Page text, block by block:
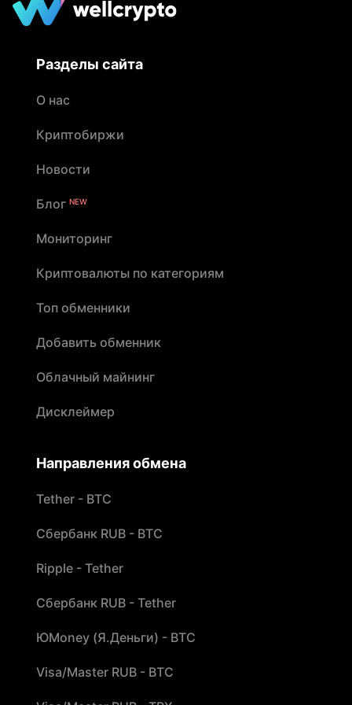
Разделы сайта
О нас
Криптобиржи
Новости
Блог NEW
Мониторинг
Криптовалюты по категориям
Топ обменники
Добавить обменник
Облачный майнинг
Дисклеймер
Направления обмена
Tether - BTC
Сбербанк RUB - BTC
Ripple - Tether
Сбербанк RUB - Tether
ЮMoney (Я.Деньги) - BTC
Visa/Master RUB - BTC